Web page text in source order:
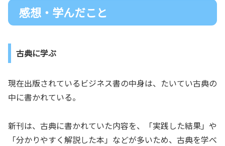
感想・学んだこと
古典に学ぶ
現在出版されているビジネス書の中身は、たいてい古典の
中に書かれている。
新刊は、古典に書かれていた内容を、「実践した結果」や
「分かりやすく解説した本」などが多いため、古典を学べ